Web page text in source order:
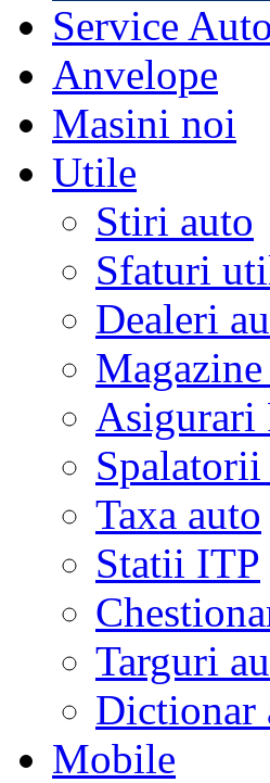
Service Auto
Anvelope
Masini noi
Utile
Stiri auto
Sfaturi
Dealeri
Magazine
Asigurari
Spalatorii
Taxa auto
Statii ITP
Targuri
Dictionar
Mobile